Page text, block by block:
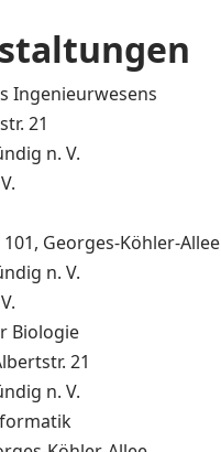
Ingenieurwesens
21
n. V.
Georges-Köhler-Allee
n. V.
Biologie
21
n. V.